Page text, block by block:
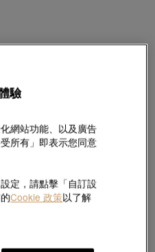
足金兔串飾
稅及稅項 )
驗
網站功能、以及廣告
所有」即表示您同意
定，請點擊「自訂設
Cookie 政策以了解